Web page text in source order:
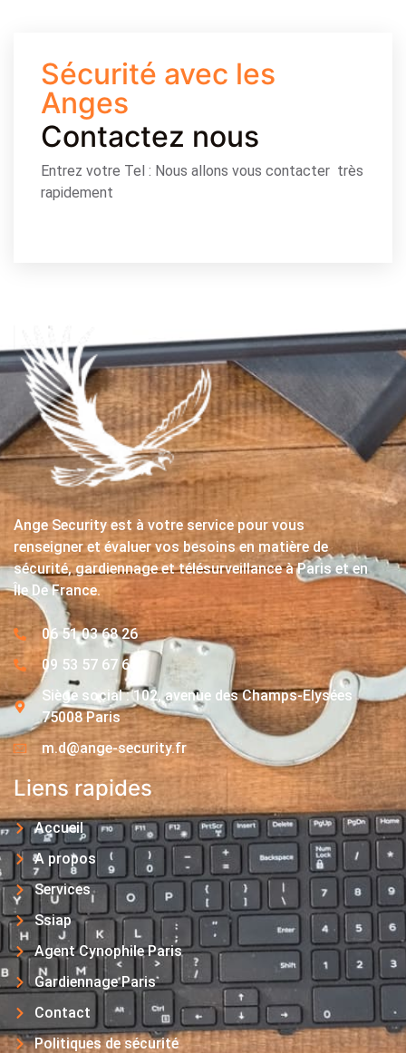
Sécurité avec les
Anges
Contactez nous
Entrez votre Tel : Nous allons vous contacter très
rapidement
Ange Security est à votre service pour vous
renseigner et évaluer vos besoins en matière de
sécurité, gardiennage et télésurveillance à Paris et en
Île De France.
06 51 03 68 26
09 53 57 67 63
Siège social : 102, avenue des Champs-Elysées
75008 Paris
m.d@ange-security.fr
Liens rapides
Accueil
A propos
Services
Ssiap
Agent Cynophile Paris
Gardiennage Paris
Contact
Politiques de sécurité